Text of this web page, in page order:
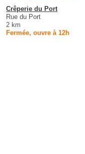
Crêperie du Port
Rue du Port
2 km
Fermée, ouvre à 12h